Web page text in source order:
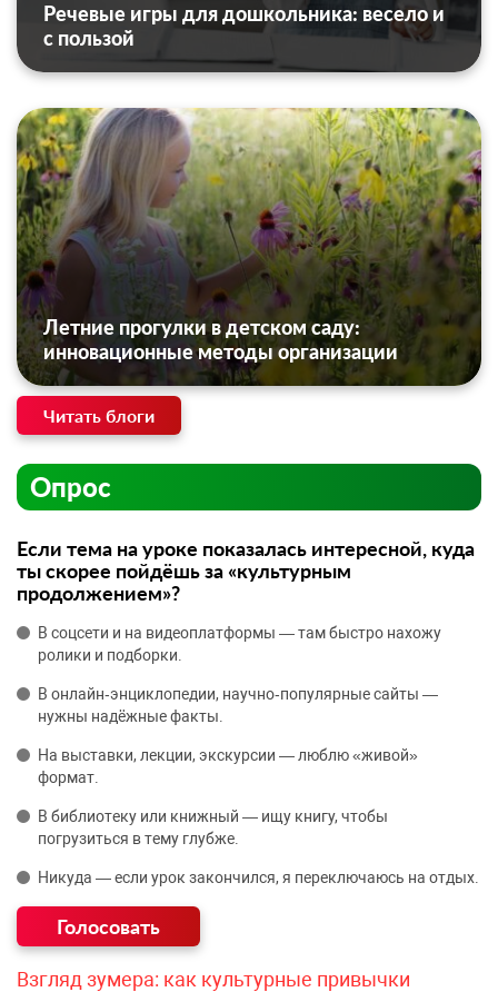
Речевые игры для дошкольника: весело и
с пользой
Летние прогулки в детском саду:
инновационные методы организации
Читать блоги
Опрос
Если тема на уроке показалась интересной, куда
ты скорее пойдёшь за «культурным
продолжением»?
В соцсети и на видеоплатформы — там быстро нахожу
ролики и подборки.
В онлайн‑энциклопедии, научно‑популярные сайты —
нужны надёжные факты.
На выставки, лекции, экскурсии — люблю «живой»
формат.
В библиотеку или книжный — ищу книгу, чтобы
погрузиться в тему глубже.
Никуда — если урок закончился, я переключаюсь на отдых.
Взгляд зумера: как культурные привычки